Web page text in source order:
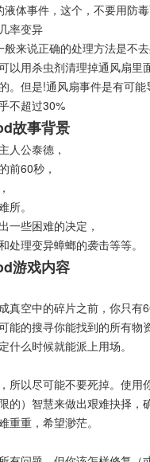
体事件，这个，不要用防
率变异
来说正确的处理方法是不
以用杀虫剂清理掉通风扇里
。但是!通风扇事件是有可能
不超过30%
故事背景
人公泰德，
前60秒，
所。
一些困难的决定，
处理变异蟑螂的袭击等等。
游戏内容
真空中的碎片之前，你只有
能的搜寻你能找到的所有物
什么时候就能派上用场。
所以尽可能不要死掉。使用
的）智慧来做出艰难抉择，
重重，希望渺茫。